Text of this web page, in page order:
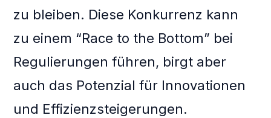
zu bleiben. Diese Konkurrenz kann
zu einem “Race to the Bottom” bei
Regulierungen führen, birgt aber
auch das Potenzial für Innovationen
und Effizienzsteigerungen.